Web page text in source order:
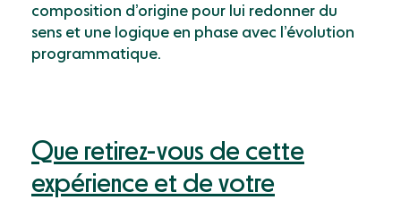
composition dʼorigine pour lui redonner du
sens et une logique en phase avec lʼévolution
programmatique.
Que retirez-vous de cette
expérience et de votre